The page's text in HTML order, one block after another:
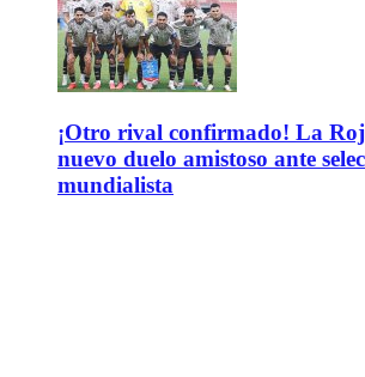
¡Otro rival confirmado! La
nuevo duelo amistoso ante
mundialista